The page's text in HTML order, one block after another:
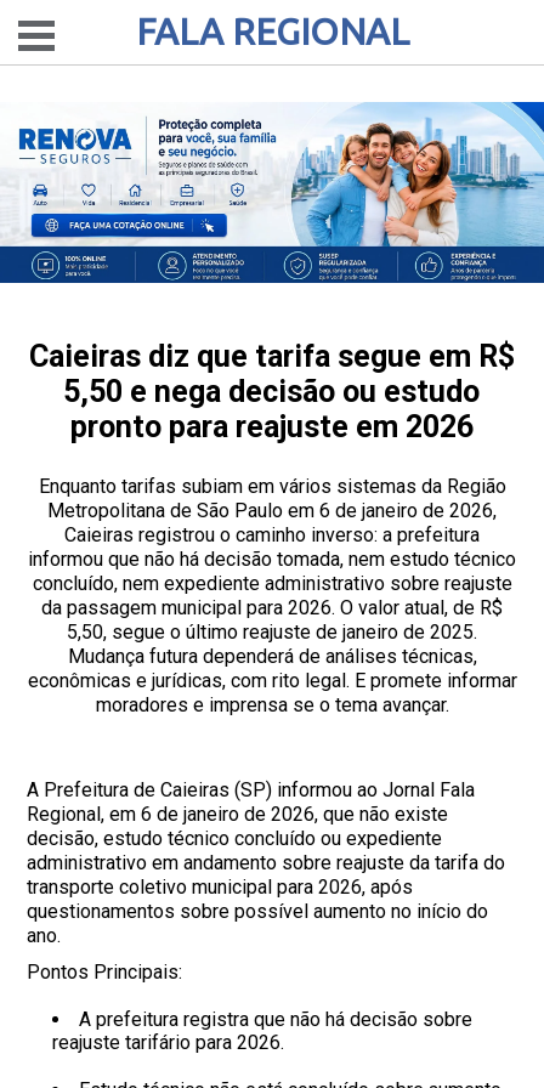
FALA REGIONAL
Caieiras diz que tarifa segue em R$
5,50 e nega decisão ou estudo
pronto para reajuste em 2026
Enquanto tarifas subiam em vários sistemas da Região
Metropolitana de São Paulo em 6 de janeiro de 2026,
Caieiras registrou o caminho inverso: a prefeitura
informou que não há decisão tomada, nem estudo técnico
concluído, nem expediente administrativo sobre reajuste
da passagem municipal para 2026. O valor atual, de R$
5,50, segue o último reajuste de janeiro de 2025.
Mudança futura dependerá de análises técnicas,
econômicas e jurídicas, com rito legal. E promete informar
moradores e imprensa se o tema avançar.
A Prefeitura de Caieiras (SP) informou ao Jornal Fala
Regional, em 6 de janeiro de 2026, que não existe
decisão, estudo técnico concluído ou expediente
administrativo em andamento sobre reajuste da tarifa do
transporte coletivo municipal para 2026, após
questionamentos sobre possível aumento no início do
ano.
Pontos Principais:
A prefeitura registra que não há decisão sobre
reajuste tarifário para 2026.